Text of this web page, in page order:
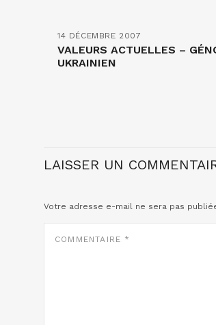
14 DÉCEMBRE 2007
VALEURS ACTUELLES –
UKRAINIEN
LAISSER UN
Votre adresse e-mail ne sera pas